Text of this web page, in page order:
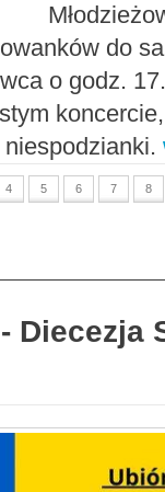
do
o godz.
4 5 6 7 8
Diecezja